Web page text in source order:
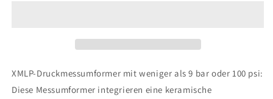
XMLP-Druckmessumformer mit weniger als 9 bar oder 100 psi:
Diese Messumformer integrieren eine keramische